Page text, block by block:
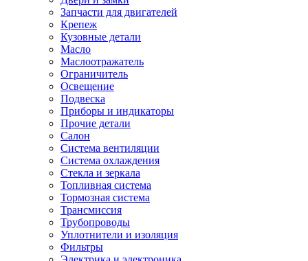
Запчасти для двигателей
Крепеж
Кузовные детали
Масло
Маслоотражатель
Ограничитель
Освещение
Подвеска
Приборы и индикаторы
Прочие детали
Салон
Система вентиляции
Система охлаждения
Стекла и зеркала
Топливная система
Тормозная система
Трансмиссия
Трубопроводы
Уплотнители и изоляция
Фильтры